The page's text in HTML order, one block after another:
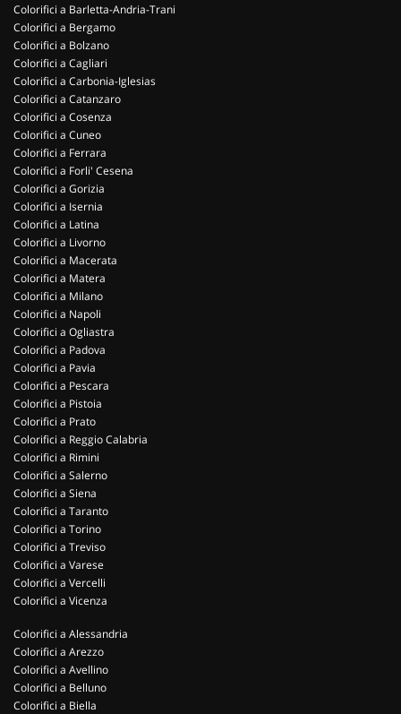
Colorifici a Barletta-Andria-Trani
Colorifici a Bergamo
Colorifici a Bolzano
Colorifici a Cagliari
Colorifici a Carbonia-Iglesias
Colorifici a Catanzaro
Colorifici a Cosenza
Colorifici a Cuneo
Colorifici a Ferrara
Colorifici a Forli' Cesena
Colorifici a Gorizia
Colorifici a Isernia
Colorifici a Latina
Colorifici a Livorno
Colorifici a Macerata
Colorifici a Matera
Colorifici a Milano
Colorifici a Napoli
Colorifici a Ogliastra
Colorifici a Padova
Colorifici a Pavia
Colorifici a Pescara
Colorifici a Pistoia
Colorifici a Prato
Colorifici a Reggio Calabria
Colorifici a Rimini
Colorifici a Salerno
Colorifici a Siena
Colorifici a Taranto
Colorifici a Torino
Colorifici a Treviso
Colorifici a Varese
Colorifici a Vercelli
Colorifici a Vicenza
Colorifici a Alessandria
Colorifici a Arezzo
Colorifici a Avellino
Colorifici a Belluno
Colorifici a Biella